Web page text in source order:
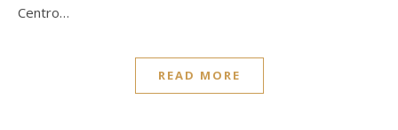
Centro…
READ MORE